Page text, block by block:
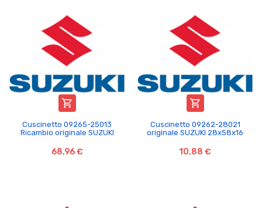

Cuscinetto 09265-25013
Ricambio originale SUZUKI
68,96 €

Cuscinetto 09262-28021
originale SUZUKI 28x58x16
10,88 €